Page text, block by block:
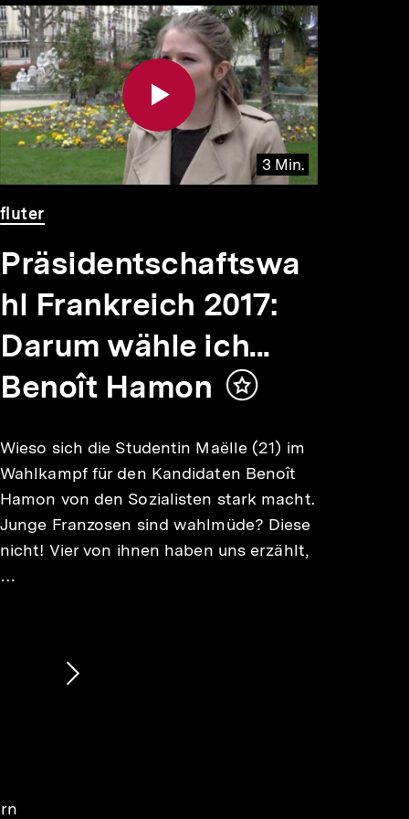
3 Min.
Video
Dauer
3
Min.
fluter
Präsidentschaftswa
hl Frankreich 2017:
Darum wähle ich...
Benoît Hamon
Inhalt
Wieso sich die Studentin Maëlle (21) im
Wahlkampf für den Kandidaten Benoît
Hamon von den Sozialisten stark macht.
Junge Franzosen sind wahlmüde? Diese
nicht! Vier von ihnen haben uns erzählt,
…
Nächsten